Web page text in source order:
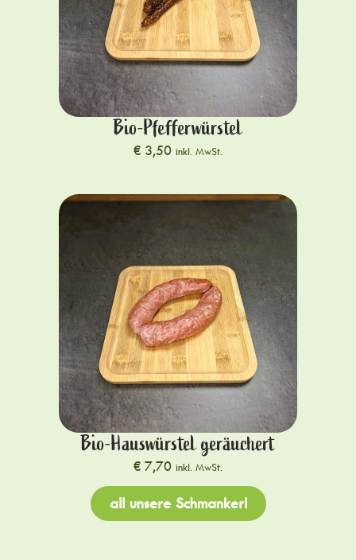
Bio-Pfefferwürstel
€ 3,50 inkl. MwSt.
Bio-Hauswürstel geräuchert
€ 7,70 inkl. MwSt.
all unsere Schmankerl